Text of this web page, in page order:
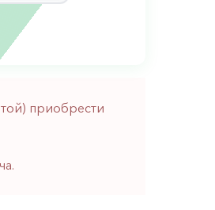
приобрести